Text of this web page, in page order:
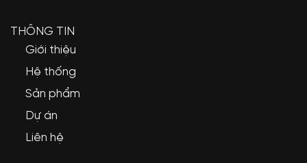
THÔNG TIN
Giới thiệu
Hệ thống
Sản phẩm
Dự án
Liên hệ